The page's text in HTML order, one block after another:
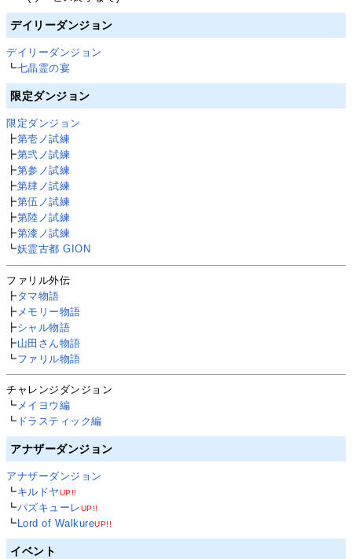
デイリーダンジョン
デイリーダンジョン
┗七晶霊の宴
限定ダンジョン
限定ダンジョン
┣第壱ノ試練
┣第弐ノ試練
┣第参ノ試練
┣第肆ノ試練
┣第伍ノ試練
┣第陸ノ試練
┣第漆ノ試練
┗妖霊古都 GION
ファリル外伝
┣タマ物語
┣ メモリー物語
┣シャル物語
┣山田さん物語
┗ファリル物語
チャレンジダンジョン
┗ メイヨウ編
┗ ドラスティック編
アナザーダンジョン
アナザーダンジョン
┗キルドヤUP!!
┗パズキューレUP!!
┗ Lord of WalkureUP!!
イベント